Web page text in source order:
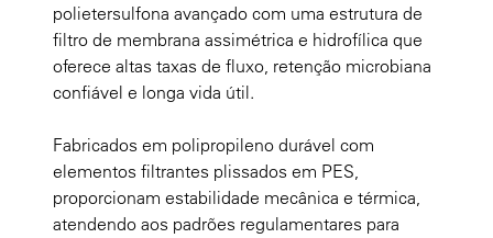
polietersulfona avançado com uma estrutura de
filtro de membrana assimétrica e hidrofílica que
oferece altas taxas de fluxo, retenção microbiana
confiável e longa vida útil.
Fabricados em polipropileno durável com
elementos filtrantes plissados em PES,
proporcionam estabilidade mecânica e térmica,
atendendo aos padrões regulamentares para